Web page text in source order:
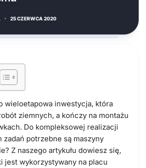
· 25 CZERWCA 2020
wieloetapowa inwestycja, która
ziemnych, a kończy na montażu
Do kompleksowej realizacji
zadań potrzebne są maszyny
Z naszego artykułu dowiesz się,
jest wykorzystywany na placu